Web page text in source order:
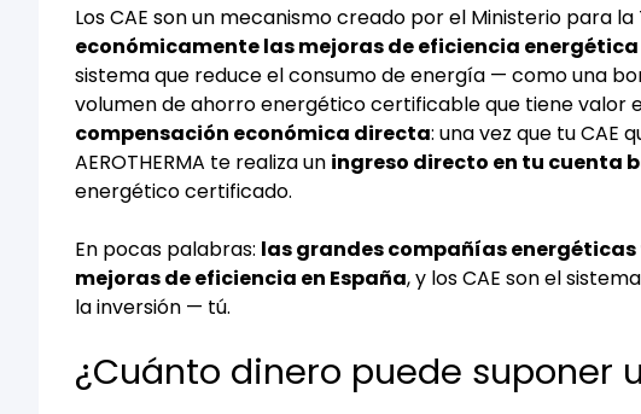
Los CAE son un mecanismo creado por el Ministerio para
económicamente las mejoras de eficiencia energética
sistema que reduce el consumo de energía — como una
volumen de ahorro energético certificable que tiene valor
compensación económica directa: una vez que tu CAE
AEROTHERMA te realiza un ingreso directo en tu cuenta
energético certificado.
En pocas palabras: las grandes compañías
mejoras de eficiencia en España, y los CAE son el
la inversión — tú.
¿Cuánto dinero puede suponer